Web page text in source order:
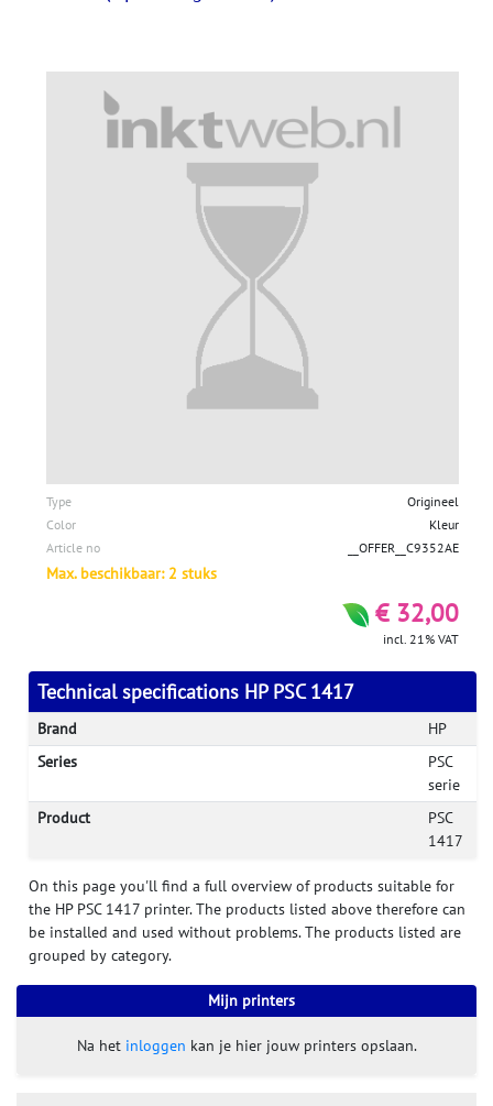
Type
Origineel
Color
Kleur
Article no
__OFFER__C9352AE
Max. beschikbaar: 2 stuks
€ 32,00
incl. 21% VAT
Technical specifications HP PSC 1417
Brand
HP
Series
PSC
serie
Product
PSC
1417
On this page you'll find a full overview of products suitable for
the HP PSC 1417 printer. The products listed above therefore can
be installed and used without problems. The products listed are
grouped by category.
Mijn printers
Na het inloggen kan je hier jouw printers opslaan.